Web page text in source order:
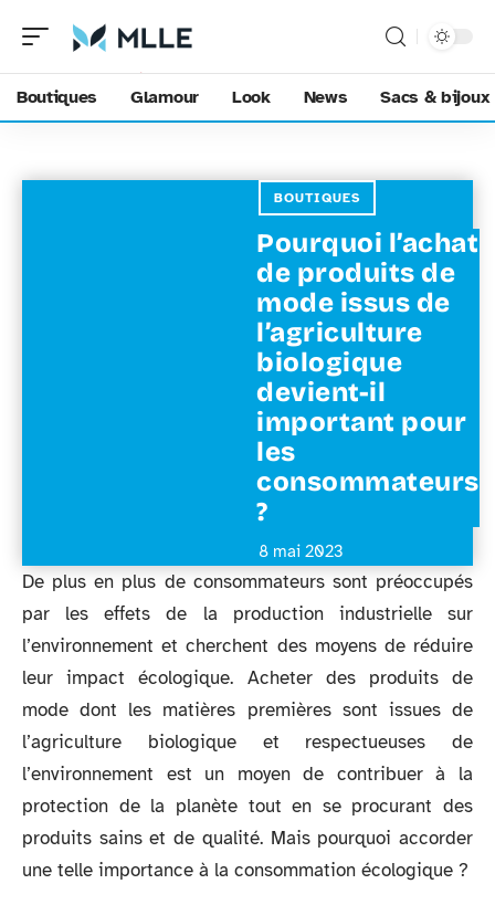
Boutiques Glamour Look News Sacs & bijoux
BOUTIQUES
Pourquoi l’achat
de produits de
mode issus de
l’agriculture
biologique
devient-il
important pour
les
consommateurs
?
8 mai 2023
De plus en plus de consommateurs sont préoccupés
par les effets de la production industrielle sur
l’environnement et cherchent des moyens de réduire
leur impact écologique. Acheter des produits de
mode dont les matières premières sont issues de
l’agriculture biologique et respectueuses de
l’environnement est un moyen de contribuer à la
protection de la planète tout en se procurant des
produits sains et de qualité. Mais pourquoi accorder
une telle importance à la consommation écologique ?